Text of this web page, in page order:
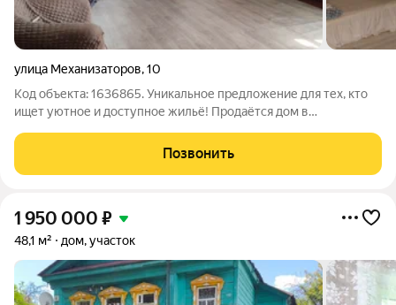
улица Механизаторов,10
Код объекта: 1636865. Уникальное предложение для тех, кто
ищет уютное и доступное жильё! Продаётся дом в
Механизаторов, 10. Этот одноэтажный дом площадью 46,6 кв.
м идеально подойдёт для
Позвонить
1 950 000 ₽
48,1 м² дом, участок